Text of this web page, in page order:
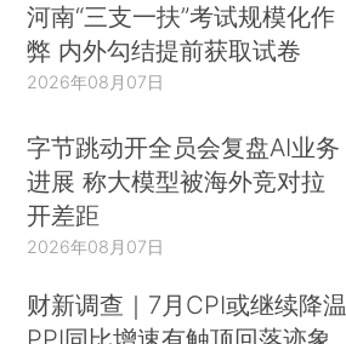
河南“三支一扶”考试规模化作
弊 内外勾结提前获取试卷
2026年08月07日
字节跳动开全员会复盘AI业务
进展 称大模型被海外竞对拉
开差距
2026年08月07日
财新调查｜7月CPI或继续降温